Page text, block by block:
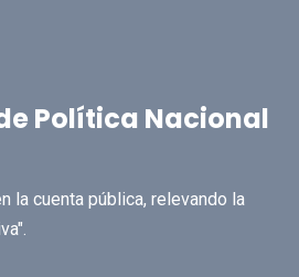
Política Nacional
la cuenta pública, relevando la